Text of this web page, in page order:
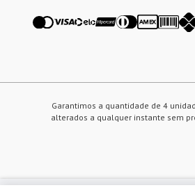
Garantimos a quantidade de 4
alterados a qualquer instante sem